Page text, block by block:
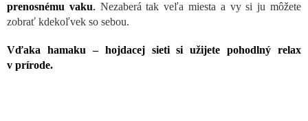
prenosnému vaku. Nezaberá tak veľa miesta a vy si ju môžete
zobrať kdekoľvek so sebou.
Vďaka hamaku – hojdacej sieti si užijete pohodlný relax
v prírode.